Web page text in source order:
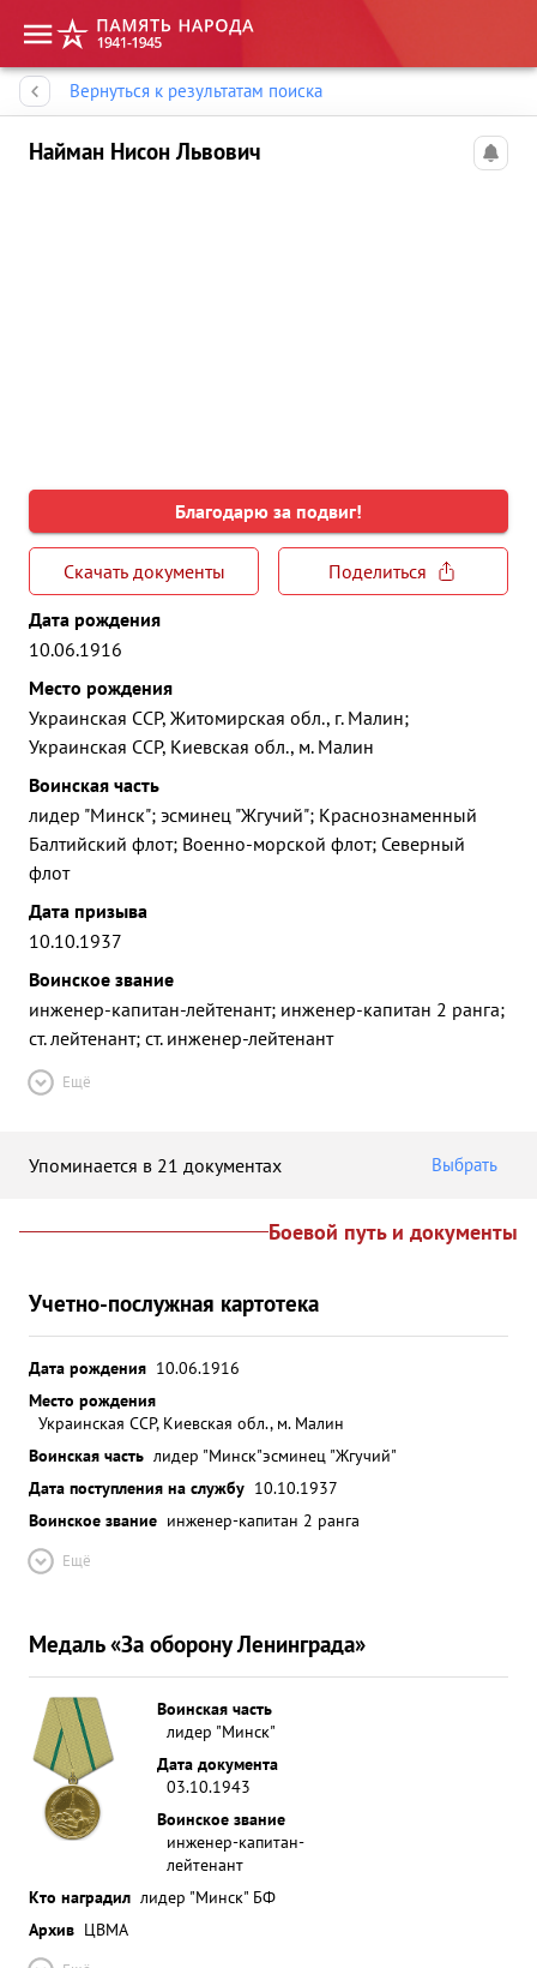
Вернуться к результатам поиска
Найман Нисон Львович
Благодарю за подвиг!
Скачать документы
Поделиться
Дата рождения
10.06.1916
Место рождения
Украинская ССР, Житомирская обл., г. Малин;
Украинская ССР, Киевская обл., м. Малин
Воинская часть
лидер "Минск"; эсминец "Жгучий"; Краснознаменный
Балтийский флот; Военно-морской флот; Северный
флот
Дата призыва
10.10.1937
Воинское звание
инженер-капитан-лейтенант; инженер-капитан 2 ранга;
ст. лейтенант; ст. инженер-лейтенант
Ещё
Упоминается в 21 документах Выбрать
Боевой путь и документы
Учетно-послужная картотека
Дата рождения 10.06.1916
Место рождения
Украинская ССР, Киевская обл., м. Малин
Воинская часть лидер "Минск"эсминец "Жгучий"
Дата поступления на службу 10.10.1937
Воинское звание инженер-капитан 2 ранга
Ещё
Медаль «За оборону Ленинграда»
Воинская часть
лидер "Минск"
Дата документа
03.10.1943
Воинское звание
инженер-капитан-
лейтенант
Кто наградил лидер "Минск" БФ
Архив ЦВМА
Память народа